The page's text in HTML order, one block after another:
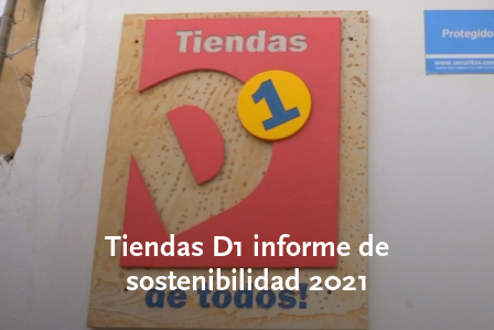
Tiendas D1 informe de
sostenibilidad 2021
Refocosta informe de sostenibilidad
2021